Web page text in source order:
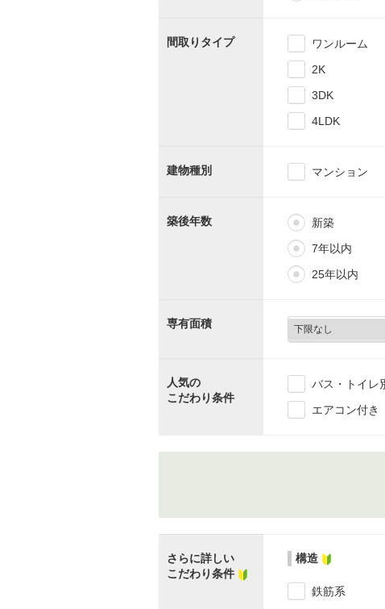
間取りタイプ ワンルーム
2K
3DK
4LDK
建物種別 マンション
築後年数 新築
7年以内
25年以内
専有面積
人気の
こだわり条件
バス・トイレ
エアコン付き
さらに詳しい
こだわり条件
構造
鉄筋系